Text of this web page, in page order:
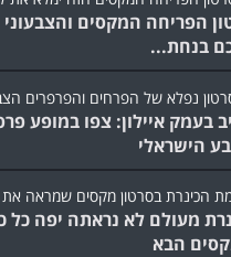
הפריחה המקסים
בנחת...
בעמק איילון: צפו במופע
הישראלי
מעולם לא נראתה יפה כל
הבא